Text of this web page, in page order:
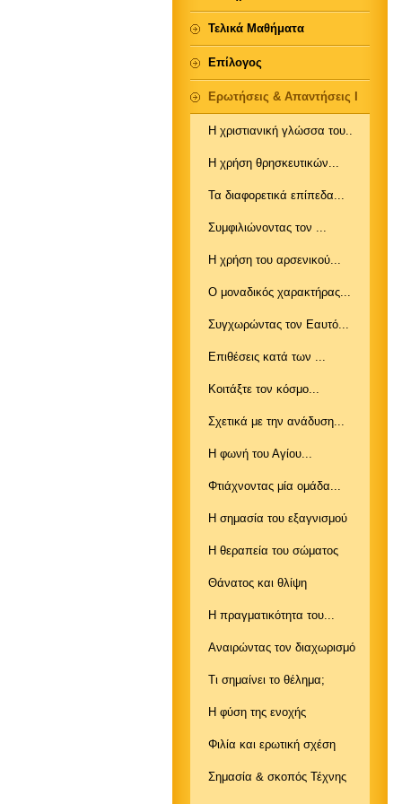
Τελικά Μαθήματα
Επίλογος
Ερωτήσεις & Απαντήσεις Ι
Η χριστιανική γλώσσα του..
Η χρήση θρησκευτικών...
Τα διαφορετικά επίπεδα...
Συμφιλιώνοντας τον ...
Η χρήση του αρσενικού...
Ο μοναδικός χαρακτήρας...
Συγχωρώντας τον Εαυτό...
Επιθέσεις κατά των ...
Κοιτάξτε τον κόσμο...
Σχετικά με την ανάδυση...
Η φωνή του Αγίου...
Φτιάχνοντας μία ομάδα...
Η σημασία του εξαγνισμού
Η θεραπεία του σώματος
Θάνατος και θλίψη
Η πραγματικότητα του...
Αναιρώντας τον διαχωρισμό
Τι σημαίνει το θέλημα;
Η φύση της ενοχής
Φιλία και ερωτική σχέση
Σημασία & σκοπός Τέχνης